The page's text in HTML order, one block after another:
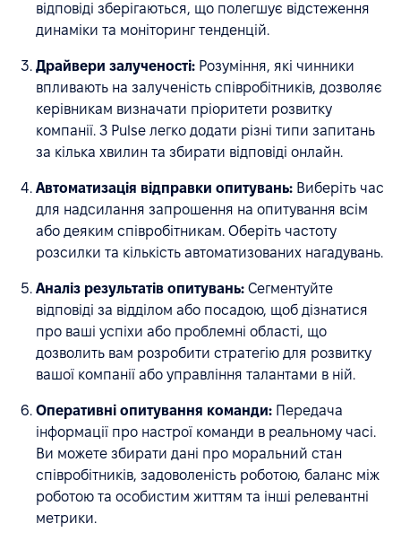
відповіді зберігаються, що полегшує відстеження
динаміки та моніторинг тенденцій.
Драйвери залученості: Розуміння, які чинники
впливають на залученість співробітників, дозволяє
керівникам визначати пріоритети розвитку
компанії. З Pulse легко додати різні типи запитань
за кілька хвилин та збирати відповіді онлайн.
Автоматизація відправки опитувань: Виберіть час
для надсилання запрошення на опитування всім
або деяким співробітникам. Оберіть частоту
розсилки та кількість автоматизованих нагадувань.
Аналіз результатів опитувань: Сегментуйте
відповіді за відділом або посадою, щоб дізнатися
про ваші успіхи або проблемні області, що
дозволить вам розробити стратегію для розвитку
вашої компанії або управління талантами в ній.
Оперативні опитування команди: Передача
інформації про настрої команди в реальному часі.
Ви можете збирати дані про моральний стан
співробітників, задоволеність роботою, баланс між
роботою та особистим життям та інші релевантні
метрики.